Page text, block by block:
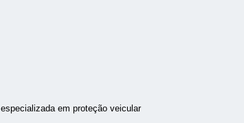
especializada em proteção veicular